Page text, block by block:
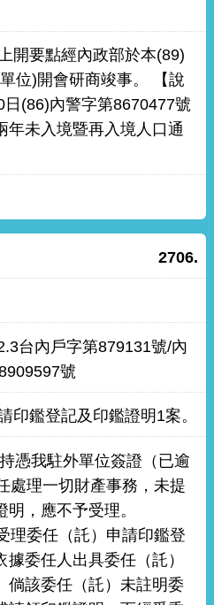
開要點經內政部於本(89)
位)開會研商竣事。 【說
(86)內警字第8670477號
年未入境暨再入境人口通
2706.
台內戶字第879131號/內
號
印鑑登記及印鑑證明1案。
憑我駐外單位簽證（已逾
處理一切財產事務，未提
，應不予受理。
理委任（託）申請印鑑登
委任人出具委任（託）
倘該委任（託）未註明委